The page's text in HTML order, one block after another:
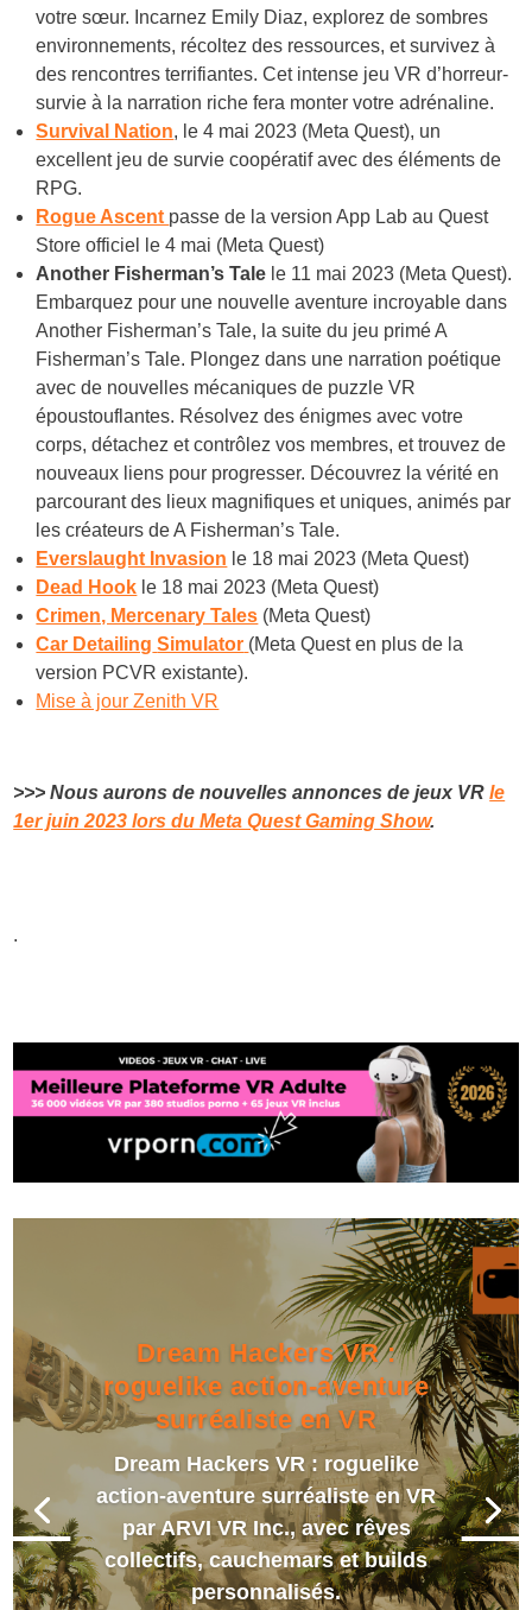
votre sœur. Incarnez Emily Diaz, explorez de sombres
environnements, récoltez des ressources, et survivez à
des rencontres terrifiantes. Cet intense jeu VR d’horreur-
survie à la narration riche fera monter votre adrénaline.
Survival Nation, le 4 mai 2023 (Meta Quest), un
excellent jeu de survie coopératif avec des éléments de
RPG.
Rogue Ascent passe de la version App Lab au Quest
Store officiel le 4 mai (Meta Quest)
Another Fisherman’s Tale le 11 mai 2023 (Meta Quest).
Embarquez pour une nouvelle aventure incroyable dans
Another Fisherman’s Tale, la suite du jeu primé A
Fisherman’s Tale. Plongez dans une narration poétique
avec de nouvelles mécaniques de puzzle VR
époustouflantes. Résolvez des énigmes avec votre
corps, détachez et contrôlez vos membres, et trouvez de
nouveaux liens pour progresser. Découvrez la vérité en
parcourant des lieux magnifiques et uniques, animés par
les créateurs de A Fisherman’s Tale.
Everslaught Invasion le 18 mai 2023 (Meta Quest)
Dead Hook le 18 mai 2023 (Meta Quest)
Crimen, Mercenary Tales (Meta Quest)
Car Detailing Simulator (Meta Quest en plus de la
version PCVR existante).
Mise à jour Zenith VR
>>>Nous aurons de nouvelles annonces de jeux VRle
1er juin 2023 lors du Meta Quest Gaming Show.
.
Dream Hackers VR :
roguelike action-aventure
surréaliste en VR
Dream Hackers VR : roguelike
action-aventure surréaliste en VR
par ARVI VR Inc., avec rêves
collectifs, cauchemars et builds
personnalisés.